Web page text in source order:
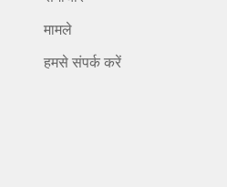
मामले
हमसे संपर्क करें